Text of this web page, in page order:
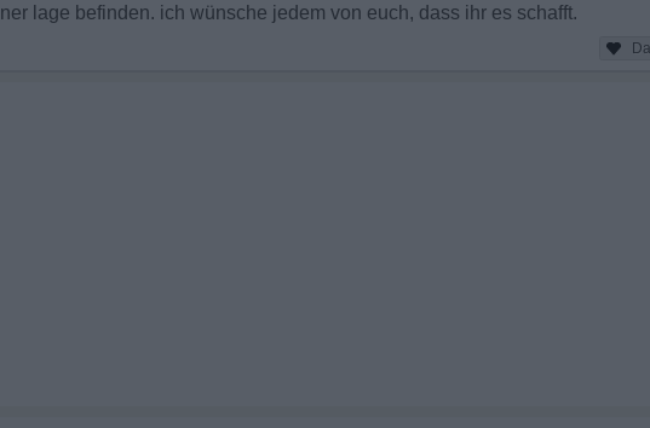
lage befinden. ich wünsche jedem von euch, dass ihr es schafft.